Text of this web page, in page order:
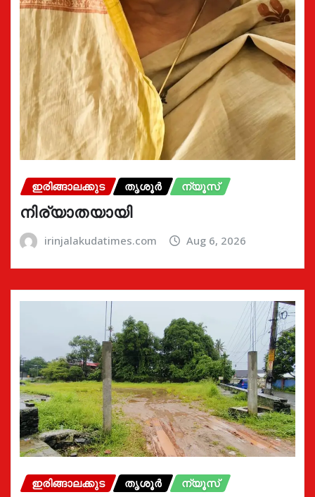
ഇരിങ്ങാലക്കുട തൃശൂർ ന്യൂസ്
നിര്യാതയായി
irinjalakudatimes.com Aug 6, 2026
ഇരിങ്ങാലക്കുട തൃശൂർ ന്യൂസ്